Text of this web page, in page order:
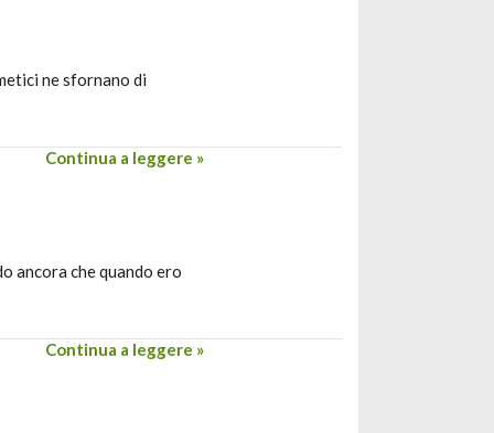
ne sfornano di
Continua a leggere »
ancora che quando ero
Continua a leggere »